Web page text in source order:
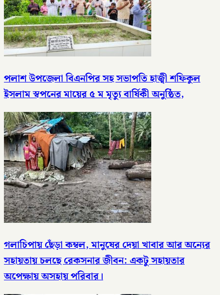
পলাশ উপজেলা বিএনপির সহ সভাপতি হাজ্বী শফিকুল
ইসলাম স্বপনের মায়ের ৫ ম মৃত্যু বার্ষিকী অনুষ্ঠিত,
গলাচিপায় ছেঁড়া কম্বল, মানুষের দেয়া খাবার আর অন্যের
সহায়তায় চলছে রেকসনার জীবন: একটু সহায়তার
অপেক্ষায় অসহায় পরিবার।